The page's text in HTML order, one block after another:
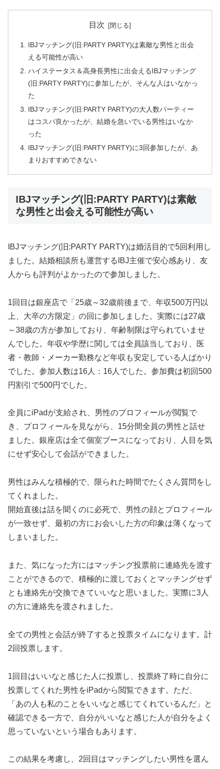
目次
IBJマッチング(旧:PARTY PARTY)は素敵な男性と出会
える可能性が高い
ハイステータス＆高身長男性に出会えるIBJマッチング
(旧:PARTY PARTY)に参加したが、そんな人はいなかっ
た
IBJマッチング(旧:PARTY PARTY)の大人数パーティー
はコスパ良かったが、結婚を急いでいる男性はいなか
った
IBJマッチング(旧:PARTY PARTY)に3回参加したが、あ
まりおすすめできない
IBJマッチング(旧:PARTY PARTY)は素敵
な男性と出会える可能性が高い
IBJマッチング(旧:PARTY PARTY)は婚活目的で5回利用し
ました。結婚相談所も運営するIBJ主催で安心感あり、友
人からも評判がよかったので参加しました。
1回目は銀座店で「25歳～32歳前後まで、年収500万円以
上、大卒の方限定」の回に参加しました。実際には27歳
～38歳の方が参加しており、年齢制限は守られていませ
んでした。年収や学歴に関しては全員該当しており、医
者・教師・メーカー勤務など年収も安定している人ばかり
でした。参加人数は16人：16人でした。参加費は初回500
円割引で500円でした。
全員にiPadが支給され、男性のプロフィールが閲覧で
き、プロフィールを見ながら、15分間全員の男性と話せ
ました。銀座店は全て個室ブースになっており、人目を気
にせず安心して会話ができました。
男性はみんな積極的で、限られた時間でたくさん質問をし
てくれました。
開始直後は話を聞くのに必死で、男性の顔とプロフィール
が一致せず、最初の方にお会いした方の印象は薄くなって
しまいました。
また、気になった方にはマッチング投票前に連絡先を渡す
ことができるので、積極的に渡しておくとマッチングせず
とも連絡先が交換できていいなと思いました。実際に3人
の方に連絡先を渡されました。
全ての男性と会話が終了すると投票タイムになります。計
2回投票します。
1回目はいいなと感じた人に投票し、投票終了時に自分に
投票してくれた男性をiPadから閲覧できます。ただ、
「あの人も私のことをいいなと感じてくれているんだ」と
確認できる一方で、自分がいいなと感じた人が自分をよく
思っていないという場合もあります。
この結果を考慮し、2回目はマッチングしたい男性を選ん